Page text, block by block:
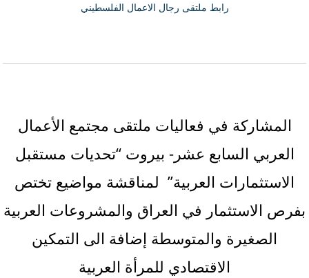
رابط ملتقى رجال الاعمال الفلسطيني
المشاركة في فعاليات ملتقى مجتمع الأعمال
العربي السابع عشر- بيروت “تحديات مستقبل
الاستثمارات العربية” لمناقشة مواضيع تختص
بفرص الاستثمار في العراق والمشروعات العربية
الصغيرة والمتوسطة إضافة الى التمكين
الاقتصادي للمرأة العربية